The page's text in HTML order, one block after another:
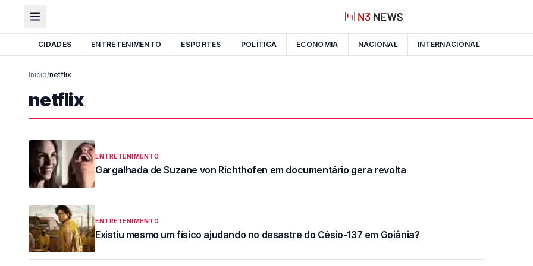
CIDADES ENTRETENIMENTO ESPORTES POLÍTICA ECONOMIA NACIONAL INTERNACIONAL
Início/netflix
netflix
ENTRETENIMENTO
Gargalhada de Suzane von Richthofen em documentário gera revolta
ENTRETENIMENTO
Existiu mesmo um físico ajudando no desastre do Césio-137 em Goiânia?